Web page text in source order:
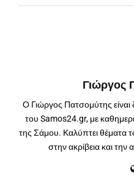
Γιώργος
Ο Γιώργος Πατσομύτης
του Samos24.gr, με
της Σάμου. Καλύπτει θέματα
στην ακρίβεια και